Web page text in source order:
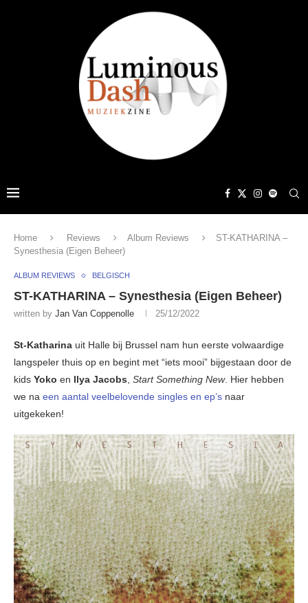
Home Reviews Album Reviews
ST-KATHARINA –
Synesthesia (Eigen Beheer)
ALBUM REVIEWS BELGISCH
ST-KATHARINA – Synesthesia (Eigen Beheer)
written by Jan Van Coppenolle 25/12/2022
St-Katharina uit Halle bij Brussel nam hun eerste volwaardige
langspeler thuis op en begint met “iets mooi” bijgestaan door de
kids Yoko en Ilya Jacobs, Start Something New. Hier hebben
we na een aantal veelbelovende singles en ep’s naar
uitgekeken!